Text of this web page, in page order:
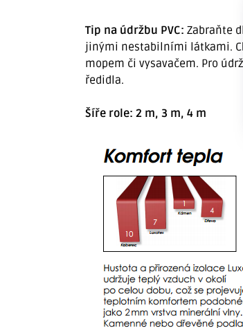
Tip na údržbu PVC: Zabraňte
jinými nestabilními látkami.
mopem či vysavačem. Pro
ředidla.
Šíře role: 2 m, 3 m, 4